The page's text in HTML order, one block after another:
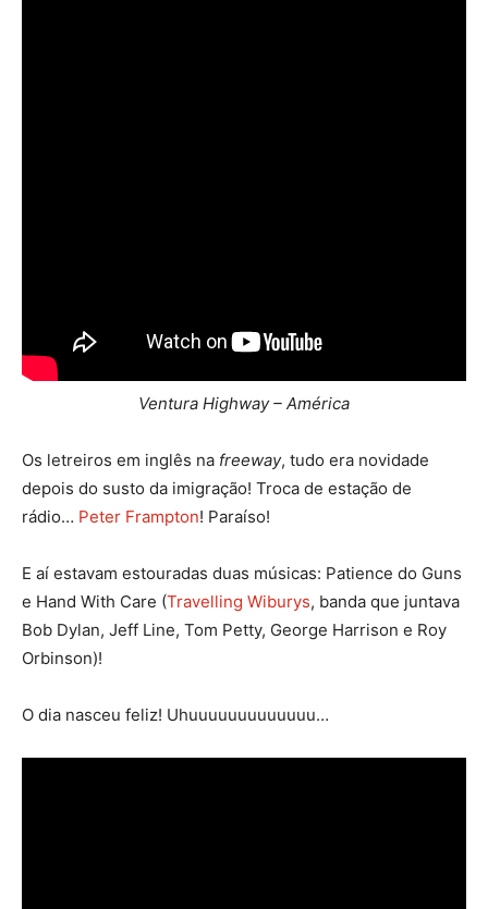
Ventura Highway – América
Os letreiros em inglês na freeway, tudo era novidade
depois do susto da imigração! Troca de estação de
rádio… Peter Frampton! Paraíso!
E aí estavam estouradas duas músicas: Patience do Guns
e Hand With Care (Travelling Wiburys, banda que juntava
Bob Dylan, Jeff Line, Tom Petty, George Harrison e Roy
Orbinson)!
O dia nasceu feliz! Uhuuuuuuuuuuuuu…